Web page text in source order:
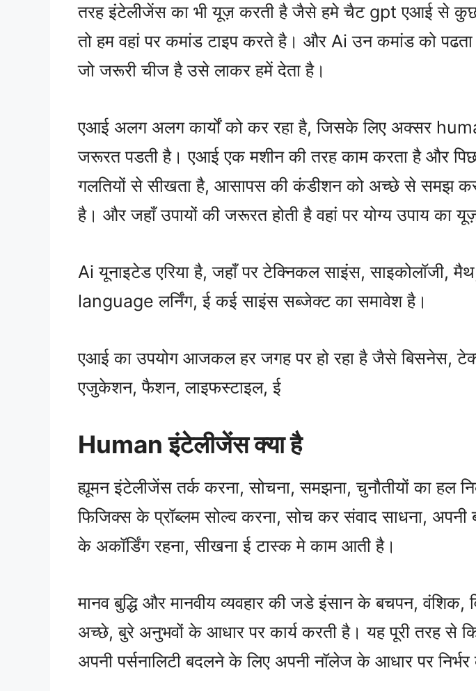
तरह इंटेलीजेंस का भी यूज़ करती है जैसे हमे चैट gpt एआई से कुछ
तो हम वहां पर कमांड टाइप करते है। और Ai उन कमांड को
जो जरूरी चीज है उसे लाकर हमें देता है।
एआई अलग अलग कार्यों को कर रहा है, जिसके लिए अक्सर
जरूरत पडती है। एआई एक मशीन की तरह काम करता है और
गलतियों से सीखता है, आसापस की कंडीशन को अच्छे से समझ कर
है। और जहाँ उपायों की जरूरत होती है वहां पर योग्य उपाय का
Ai यूनाइटेड एरिया है, जहाँ पर टेक्निकल साइंस, साइकोलॉजी,
language लर्निंग, ई कई साइंस सब्जेक्ट का समावेश है।
एआई का उपयोग आजकल हर जगह पर हो रहा है जैसे बिसनेस,
एजुकेशन, फैशन, लाइफस्टाइल, ई
Human इंटेलीजेंस क्या है
ह्यूमन इंटेलीजेंस तर्क करना, सोचना, समझना, चुनौतीयों का हल
फिजिक्स के प्रॉब्लम सोल्व करना, सोच कर संवाद साधना, अपनी
के अकॉर्डिंग रहना, सीखना ई टास्क मे काम आती है।
मानव बुद्धि और मानवीय व्यवहार की जडे इंसान के बचपन, वंशिक,
अच्छे, बुरे अनुभवों के आधार पर कार्य करती है। यह पूरी तरह से
अपनी पर्सनालिटी बदलने के लिए अपनी नॉलेज के आधार पर निर्भर